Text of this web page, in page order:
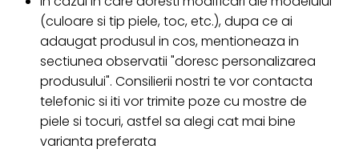
(culoare si tip piele, toc, etc.), dupa ce ai
adaugat produsul in cos, mentioneaza in
sectiunea observatii "doresc personalizarea
produsului". Consilierii nostri te vor contacta
telefonic si iti vor trimite poze cu mostre de
piele si tocuri, astfel sa alegi cat mai bine
varianta preferata